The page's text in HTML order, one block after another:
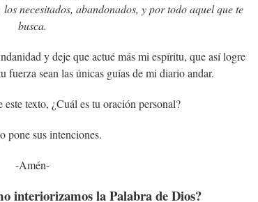
necesitados, abandonados, y por todo aquel que te
busca.
y deje que actué más mi espíritu, que así logre
fuerza sean las únicas guías de mi diario andar.
texto, ¿Cuál es tu oración personal?
pone sus intenciones.
-Amén-
interiorizamos la Palabra de Dios?